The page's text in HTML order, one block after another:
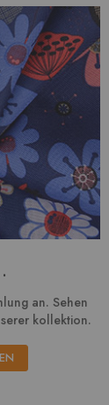
an. Sehen
kollektion.